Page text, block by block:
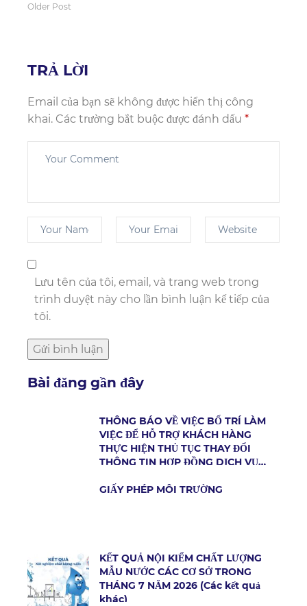
Older Post
TRẢ LỜI
Email của bạn sẽ không được hiển thị công
khai. Các trường bắt buộc được đánh dấu *
Lưu tên của tôi, email, và trang web trong
trình duyệt này cho lần bình luận kế tiếp của
tôi.
Bài đăng gần đây
THÔNG BÁO VỀ VIỆC BỐ TRÍ LÀM
VIỆC ĐỂ HỖ TRỢ KHÁCH HÀNG
THỰC HIỆN THỦ TỤC THAY ĐỔI
THÔNG TIN HỢP ĐỒNG DỊCH VỤ
GIẤY PHÉP MÔI TRƯỜNG
KẾT QUẢ NỘI KIỂM CHẤT LƯỢNG
MẪU NƯỚC CÁC CƠ SỞ TRONG
THÁNG 7 NĂM 2026 (Các kết quả
khác)